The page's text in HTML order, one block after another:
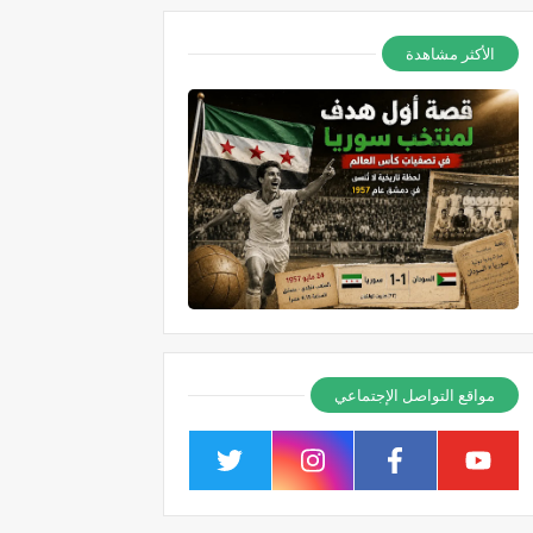
الأكثر مشاهدة
مواقع التواصل الإجتماعي